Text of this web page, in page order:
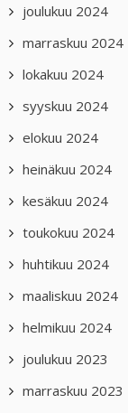
joulukuu 2024
marraskuu 2024
lokakuu 2024
syyskuu 2024
elokuu 2024
heinäkuu 2024
kesäkuu 2024
toukokuu 2024
huhtikuu 2024
maaliskuu 2024
helmikuu 2024
joulukuu 2023
marraskuu 2023